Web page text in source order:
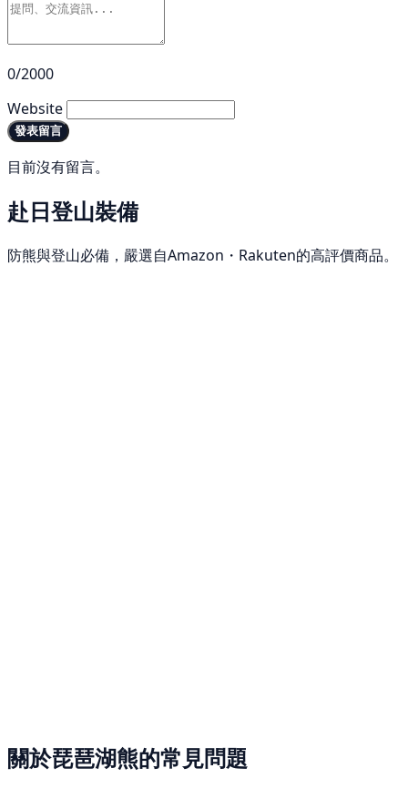
0/2000
Website
發表留言
目前沒有留言。
赴日登山裝備
防熊與登山必備，嚴選自Amazon・Rakuten的高評價商品。
關於琵琶湖熊的常見問題